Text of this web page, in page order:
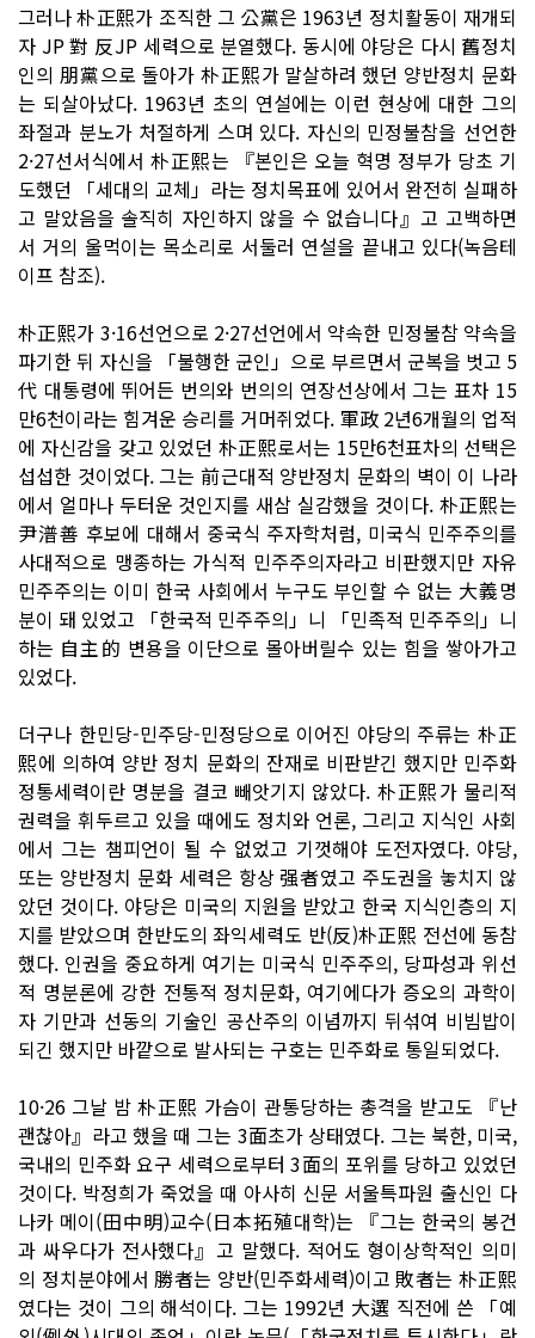
그러나 朴正熙가 조직한 그 公黨은 1963년 정치활동이 재개되
자 JP 對 反JP 세력으로 분열했다. 동시에 야당은 다시 舊정치
인의 朋黨으로 돌아가 朴正熙가 말살하려 했던 양반정치 문화
는 되살아났다. 1963년 초의 연설에는 이런 현상에 대한 그의
좌절과 분노가 처절하게 스며 있다. 자신의 민정불참을 선언한
2·27선서식에서 朴正熙는 『본인은 오늘 혁명 정부가 당초 기
도했던 「세대의 교체」라는 정치목표에 있어서 완전히 실패하
고 말았음을 솔직히 자인하지 않을 수 없습니다』고 고백하면
서 거의 울먹이는 목소리로 서둘러 연설을 끝내고 있다(녹음테
이프 참조).
朴正熙가 3·16선언으로 2·27선언에서 약속한 민정불참 약속을
파기한 뒤 자신을 「불행한 군인」으로 부르면서 군복을 벗고 5
代 대통령에 뛰어든 번의와 번의의 연장선상에서 그는 표차 15
만6천이라는 힘겨운 승리를 거머쥐었다. 軍政 2년6개월의 업적
에 자신감을 갖고 있었던 朴正熙로서는 15만6천표차의 선택은
섭섭한 것이었다. 그는 前근대적 양반정치 문화의 벽이 이 나라
에서 얼마나 두터운 것인지를 새삼 실감했을 것이다. 朴正熙는
尹潽善 후보에 대해서 중국식 주자학처럼, 미국식 민주주의를
사대적으로 맹종하는 가식적 민주주의자라고 비판했지만 자유
민주주의는 이미 한국 사회에서 누구도 부인할 수 없는 大義명
분이 돼 있었고 「한국적 민주주의」니 「민족적 민주주의」니
하는 自主的 변용을 이단으로 몰아버릴수 있는 힘을 쌓아가고
있었다.
더구나 한민당-민주당-민정당으로 이어진 야당의 주류는 朴正
熙에 의하여 양반 정치 문화의 잔재로 비판받긴 했지만 민주화
정통세력이란 명분을 결코 빼앗기지 않았다. 朴正熙가 물리적
권력을 휘두르고 있을 때에도 정치와 언론, 그리고 지식인 사회
에서 그는 챔피언이 될 수 없었고 기껏해야 도전자였다. 야당,
또는 양반정치 문화 세력은 항상 强者였고 주도권을 놓치지 않
았던 것이다. 야당은 미국의 지원을 받았고 한국 지식인층의 지
지를 받았으며 한반도의 좌익세력도 반(反)朴正熙 전선에 동참
했다. 인권을 중요하게 여기는 미국식 민주주의, 당파성과 위선
적 명분론에 강한 전통적 정치문화, 여기에다가 증오의 과학이
자 기만과 선동의 기술인 공산주의 이념까지 뒤섞여 비빔밥이
되긴 했지만 바깥으로 발사되는 구호는 민주화로 통일되었다.
10·26 그날 밤 朴正熙 가슴이 관통당하는 총격을 받고도 『난
괜찮아』라고 했을 때 그는 3面초가 상태였다. 그는 북한, 미국,
국내의 민주화 요구 세력으로부터 3面의 포위를 당하고 있었던
것이다. 박정희가 죽었을 때 아사히 신문 서울특파원 출신인 다
나카 메이(田中明)교수(日本拓殖대학)는 『그는 한국의 봉건
과 싸우다가 전사했다』고 말했다. 적어도 형이상학적인 의미
의 정치분야에서 勝者는 양반(민주화세력)이고 敗者는 朴正熙
였다는 것이 그의 해석이다. 그는 1992년 大選 직전에 쓴 「예